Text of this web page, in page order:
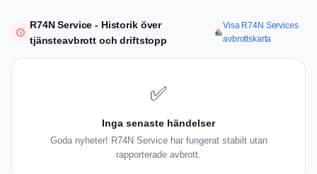
R74N Service - Historik över
tjänsteavbrott och driftstopp
Visa R74N Services
avbrottskarta
✅
Inga senaste händelser
Goda nyheter! R74N Service har fungerat stabilt utan
rapporterade avbrott.